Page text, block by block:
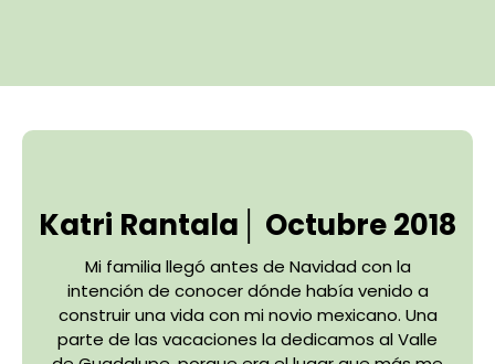
Katri Rantala│ Octubre 2018
Mi familia llegó antes de Navidad con la
intención de conocer dónde había venido a
construir una vida con mi novio mexicano. Una
parte de las vacaciones la dedicamos al Valle